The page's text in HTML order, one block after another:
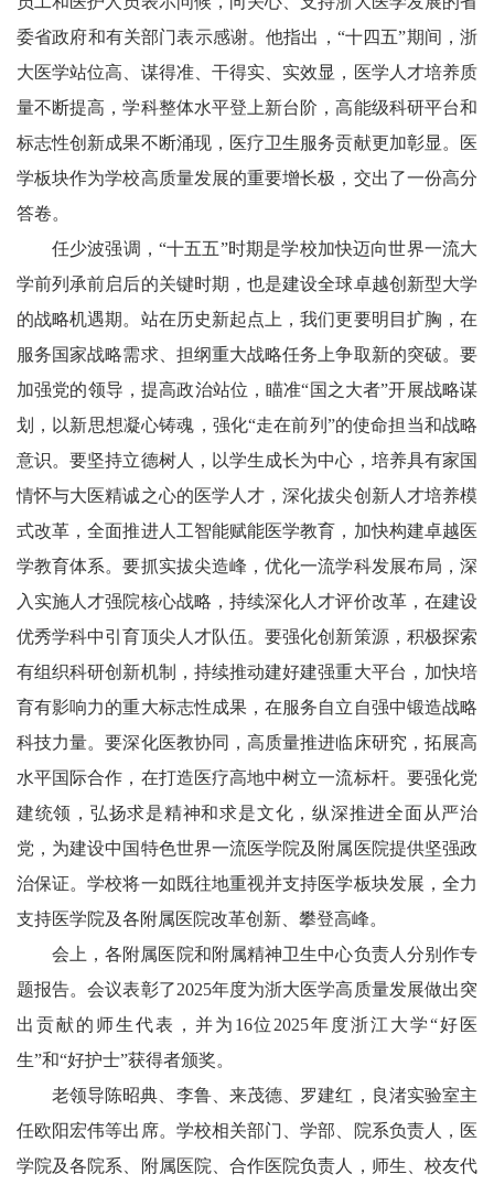
委省政府和有关部门表示感谢。他指出，“十四五”期间，浙
大医学站位高、谋得准、干得实、实效显，医学人才培养质
量不断提高，学科整体水平登上新台阶，高能级科研平台和
标志性创新成果不断涌现，医疗卫生服务贡献更加彰显。医
学板块作为学校高质量发展的重要增长极，交出了一份高分
答卷。
任少波强调，“十五五”时期是学校加快迈向世界一流大
学前列承前启后的关键时期，也是建设全球卓越创新型大学
的战略机遇期。站在历史新起点上，我们更要明目扩胸，在
服务国家战略需求、担纲重大战略任务上争取新的突破。要
加强党的领导，提高政治站位，瞄准“国之大者”开展战略谋
划，以新思想凝心铸魂，强化“走在前列”的使命担当和战略
意识。要坚持立德树人，以学生成长为中心，培养具有家国
情怀与大医精诚之心的医学人才，深化拔尖创新人才培养模
式改革，全面推进人工智能赋能医学教育，加快构建卓越医
学教育体系。要抓实拔尖造峰，优化一流学科发展布局，深
入实施人才强院核心战略，持续深化人才评价改革，在建设
优秀学科中引育顶尖人才队伍。要强化创新策源，积极探索
有组织科研创新机制，持续推动建好建强重大平台，加快培
育有影响力的重大标志性成果，在服务自立自强中锻造战略
科技力量。要深化医教协同，高质量推进临床研究，拓展高
水平国际合作，在打造医疗高地中树立一流标杆。要强化党
建统领，弘扬求是精神和求是文化，纵深推进全面从严治
党，为建设中国特色世界一流医学院及附属医院提供坚强政
治保证。学校将一如既往地重视并支持医学板块发展，全力
支持医学院及各附属医院改革创新、攀登高峰。
会上，各附属医院和附属精神卫生中心负责人分别作专
题报告。会议表彰了2025年度为浙大医学高质量发展做出突
出贡献的师生代表，并为16位2025年度浙江大学“好医
生”和“好护士”获得者颁奖。
老领导陈昭典、李鲁、来茂德、罗建红，良渚实验室主
任欧阳宏伟等出席。学校相关部门、学部、院系负责人，医
学院及各院系、附属医院、合作医院负责人，师生、校友代